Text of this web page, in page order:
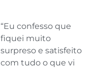
“Eu confesso que
fiquei muito
surpreso e satisfeito
com tudo o que vi